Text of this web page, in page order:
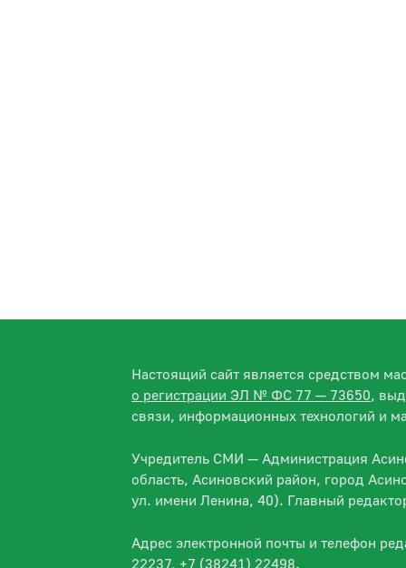
Настоящий сайт является средством
о регистрации ЭЛ № ФС 77 — 73650,
связи, информационных технологий и
Учредитель СМИ — Администрация
область, Асиновский район, город
ул. имени Ленина, 40). Главный
Адрес электронной почты и телефон
22237, +7 (38241) 22498.